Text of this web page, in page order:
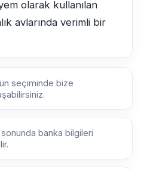
olarak kullanılan
avlarında verimli bir
seçiminde bize
banka bilgileri